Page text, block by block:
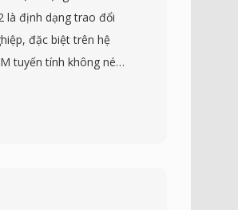
là định dạng trao đổi
đặc biệt trên hệ
tuyến tính không nén
mẫu dùng trong